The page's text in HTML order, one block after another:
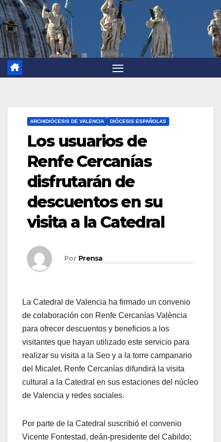
ARCHIDIÓCESIS DE VALENCIA DIÓCESIS ESPAÑOLAS
Los usuarios de
Renfe Cercanías
disfrutarán de
descuentos en su
visita a la Catedral
Por Prensa
La Catedral de Valencia ha firmado un convenio
de colaboración con Renfe Cercanías València
para ofrecer descuentos y beneficios a los
visitantes que hayan utilizado este servicio para
realizar su visita a la Seo y a la torre campanario
del Micalet. Renfe Cercanías difundirá la visita
cultural a la Catedral en sus estaciones del núcleo
de Valencia y redes sociales.
Por parte de la Catedral suscribió el convenio
Vicente Fontestad, deán-presidente del Cabildo;